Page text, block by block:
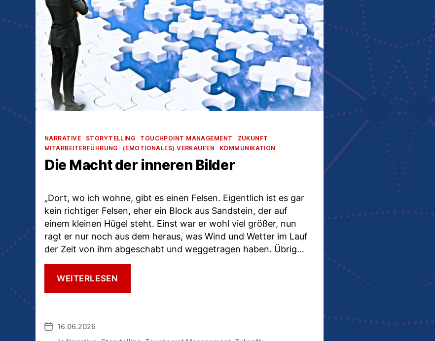
Kategorien
NARRATIVE STORYTELLING TOUCHPOINT MANAGEMENT
ZUKUNFT
MITARBEITERFÜHRUNG
(EMOTIONALES) VERKAUFEN KOMMUNIKATION
Die Macht der inneren Bilder
„Dort, wo ich wohne, gibt es einen Felsen. Eigentlich ist es gar
kein richtiger Felsen, eher ein Block aus Sandstein, der auf
einem kleinen Hügel steht. Einst war er wohl viel größer, nun
ragt er nur noch aus dem heraus, was Wind und Wetter im Lauf
der Zeit von ihm abgeschabt und weggetragen haben. Übrig…
WEITERLESEN
Veröffentlichungsdatum
16.06.2026